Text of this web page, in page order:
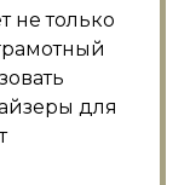
не только
для